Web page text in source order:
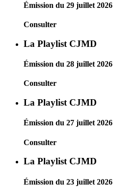
Émission du 29 juillet 2026
Consulter
La Playlist CJMD
Émission du 28 juillet 2026
Consulter
La Playlist CJMD
Émission du 27 juillet 2026
Consulter
La Playlist CJMD
Émission du 23 juillet 2026